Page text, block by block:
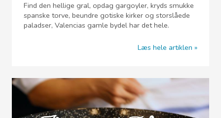
Find den hellige gral, opdag gargoyler, kryds smukke
spanske torve, beundre gotiske kirker og storslåede
paladser, Valencias gamle bydel har det hele.
Læs hele artiklen